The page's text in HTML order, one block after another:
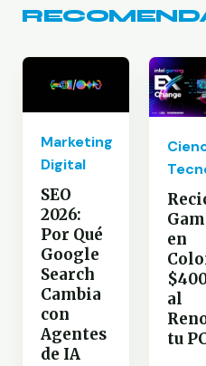
Marketing
Digital
SEO
2026:
Por Qué
Google
Search
Cambia
con
Agentes
de IA
en
al
tu